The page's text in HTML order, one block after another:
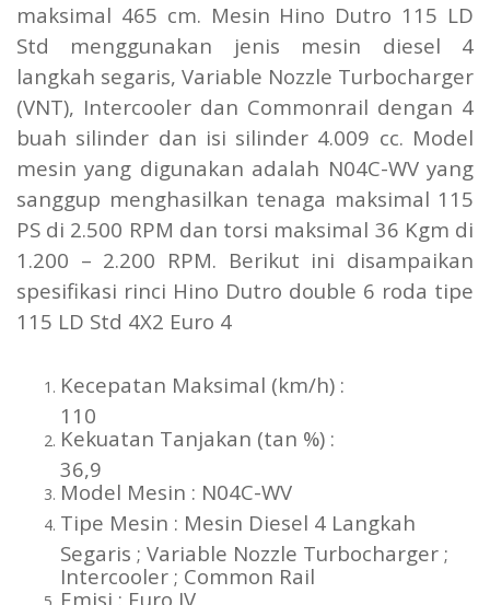
maksimal 465 cm. Mesin Hino Dutro 115 LD
Std menggunakan jenis mesin diesel 4
langkah segaris, Variable Nozzle Turbocharger
(VNT), Intercooler dan Commonrail dengan 4
buah silinder dan isi silinder 4.009 cc. Model
mesin yang digunakan adalah N04C-WV yang
sanggup menghasilkan tenaga maksimal 115
PS di 2.500 RPM dan torsi maksimal 36 Kgm di
1.200 – 2.200 RPM. Berikut ini disampaikan
spesifikasi rinci Hino Dutro double 6 roda tipe
115 LD Std 4X2 Euro 4
Kecepatan Maksimal (km/h) :
110
Kekuatan Tanjakan (tan %) :
36,9
Model Mesin : N04C-WV
Tipe Mesin : Mesin Diesel 4 Langkah
Segaris ; Variable Nozzle Turbocharger ;
Intercooler ; Common Rail
Emisi : Euro IV